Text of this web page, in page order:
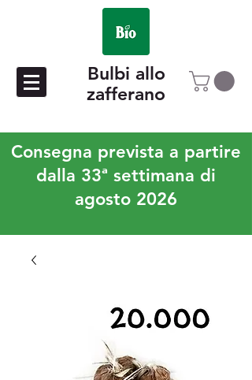
Bulbi allo
zafferano
Consegna prevista a partire
dalla 33ª settimana di
agosto 2026